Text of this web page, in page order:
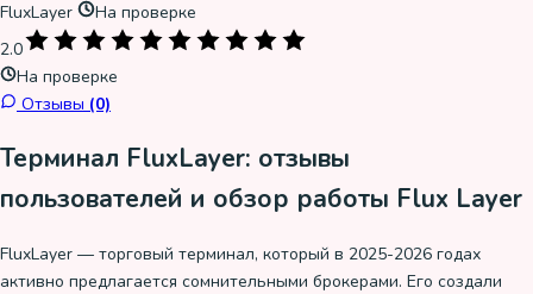
FluxLayer
На проверке
2.0
На проверке
Отзывы (0)
Терминал FluxLayer: отзывы
пользователей и обзор работы Flux Layer
FluxLayer — торговый терминал, который в 2025-2026 годах
активно предлагается сомнительными брокерами. Его создали